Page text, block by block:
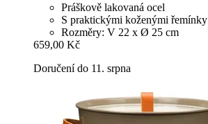
Práškově lakovaná ocel
S praktickými koženými řemínky
Rozměry: V 22 x Ø 25 cm
659,00 Kč
Doručení do 11. srpna